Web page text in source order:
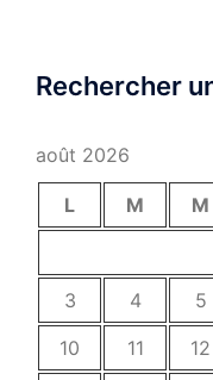
Rechercher
août 2026
L M M
3
4 5
10
11 12